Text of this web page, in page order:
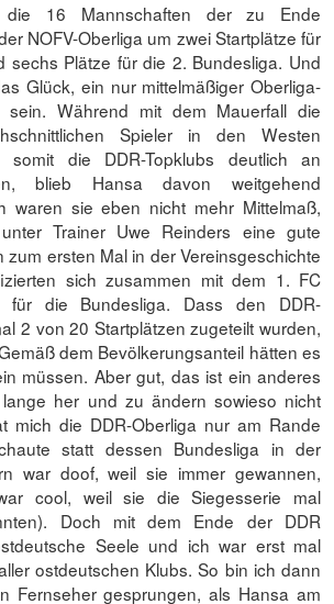
die 16 Mannschaften der zu Ende
NOFV-Oberliga um zwei Startplätze für
sechs Plätze für die 2. Bundesliga. Und
Glück, ein nur mittelmäßiger Oberliga-
Während mit dem Mauerfall die
Spieler in den Westen
somit die DDR-Topklubs deutlich an
blieb Hansa davon weitgehend
waren sie eben nicht mehr Mittelmaß,
Trainer Uwe Reinders eine gute
zum ersten Mal in der Vereinsgeschichte
sich zusammen mit dem 1. FC
für die Bundesliga. Dass den DDR-
2 von 20 Startplätzen zugeteilt wurden,
dem Bevölkerungsanteil hätten es
müssen. Aber gut, das ist ein anderes
her und zu ändern sowieso nicht
mich die DDR-Oberliga nur am Rande
statt dessen Bundesliga in der
war doof, weil sie immer gewannen,
cool, weil sie die Siegesserie mal
Doch mit dem Ende der DDR
Seele und ich war erst mal
ostdeutschen Klubs. So bin ich dann
Fernseher gesprungen, als Hansa am